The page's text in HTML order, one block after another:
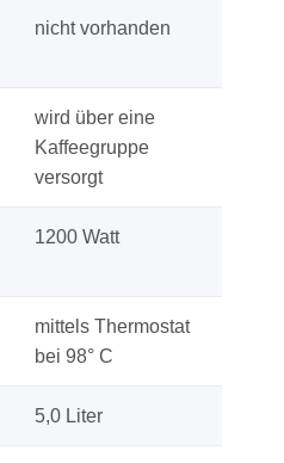
nicht vorhanden
wird über eine
Kaffeegruppe
versorgt
1200 Watt
mittels Thermostat
bei 98° C
5,0 Liter